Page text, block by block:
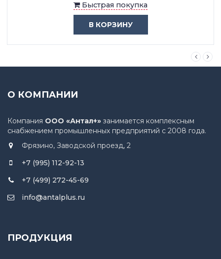
Быстрая покупка
В КОРЗИНУ
О КОМПАНИИ
Компания ООО «Антал+» занимается комплексным
снабжением промышленных предприятий с 2008 года.
Фрязино, Заводской проезд, 2
+7 (995) 112-92-13
+7 (499) 272-45-69
info@antalplus.ru
ПРОДУКЦИЯ